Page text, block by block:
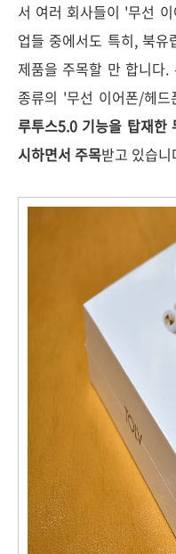
서 여러 회사들이 '무선
업들 중에서도 특히, 북
제품을 주목할 만 합니다
종류의 '무선 이어폰/헤
루투스5.0 기능을 탑재
시하면서 주목받고 있습니